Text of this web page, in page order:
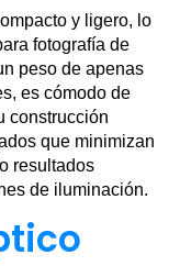
y ligero, lo
fotografía de
peso de apenas
es cómodo de
construcción
que minimizan
resultados
de iluminación.